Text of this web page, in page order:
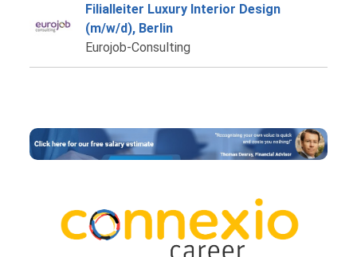
Filialleiter Luxury Interior Design
(m/w/d), Berlin
Eurojob-Consulting